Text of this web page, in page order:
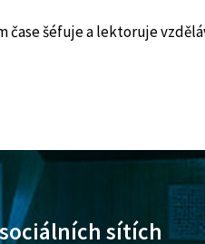
čase šéfuje a lektoruje
sítích